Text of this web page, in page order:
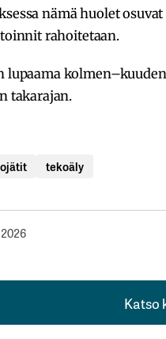
nämä huolet
rahoitetaan.
lupaama
takarajan.
tekoäly
Katso
Katso